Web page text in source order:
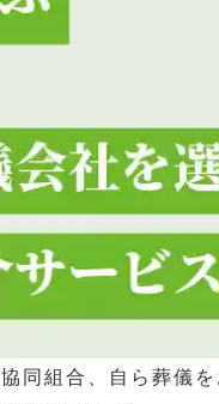
同組合、自ら葬儀